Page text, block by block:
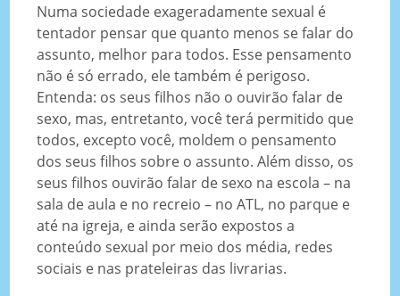
Numa sociedade exageradamente sexual é
tentador pensar que quanto menos se falar do
assunto, melhor para todos. Esse pensamento
não é só errado, ele também é perigoso.
Entenda: os seus filhos não o ouvirão falar de
sexo, mas, entretanto, você terá permitido que
todos, excepto você, moldem o pensamento
dos seus filhos sobre o assunto. Além disso, os
seus filhos ouvirão falar de sexo na escola – na
sala de aula e no recreio – no ATL, no parque e
até na igreja, e ainda serão expostos a
conteúdo sexual por meio dos média, redes
sociais e nas prateleiras das livrarias.